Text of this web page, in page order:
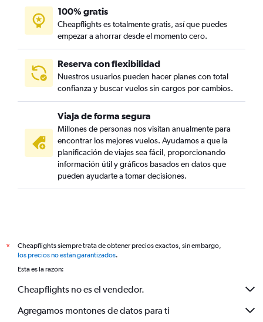
100% gratis
Cheapflights es totalmente gratis, así que puedes
empezar a ahorrar desde el momento cero.
Reserva con flexibilidad
Nuestros usuarios pueden hacer planes con total
confianza y buscar vuelos sin cargos por cambios.
Viaja de forma segura
Millones de personas nos visitan anualmente para
encontrar los mejores vuelos. Ayudamos a que la
planificación de viajes sea fácil, proporcionando
información útil y gráficos basados en datos que
pueden ayudarte a tomar decisiones.
*
Cheapflights siempre trata de obtener precios exactos, sin embargo,
los precios no están garantizados.
Esta es la razón:
Cheapflights no es el vendedor.
Agregamos montones de datos para ti